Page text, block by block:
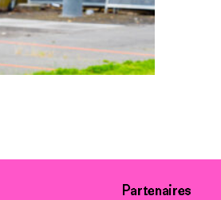
Partenaires